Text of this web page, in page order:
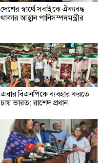
দেশের স্বার্থে সবাইকে ঐক্যবদ্ধ
থাকার আহ্বান পানিসম্পদমন্ত্রীর
এবার বিএনপিকে ব্যবহার করতে
চায় ভারত: রাশেদ প্রধান